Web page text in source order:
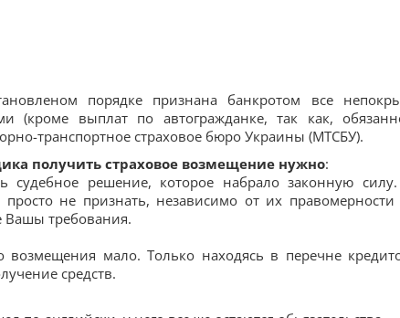
порядке признана банкротом все
(кроме выплат по автогражданке, так как,
транспортное страховое бюро Украины (МТСБУ).
получить страховое возмещение нужно:
судебное решение, которое набрало законную
не признать, независимо от их
Вашы требования.
мало. Только находясь в перечне
средств.